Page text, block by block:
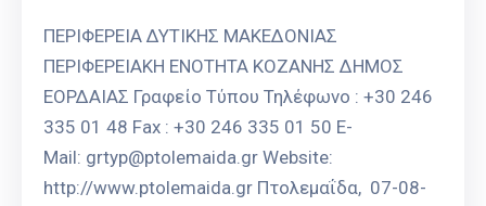
ΠΕΡΙΦΕΡΕΙΑ ΔΥΤΙΚΗΣ ΜΑΚΕΔΟΝΙΑΣ
ΠΕΡΙΦΕΡΕΙΑΚΗ ΕΝΟΤΗΤΑ ΚΟΖΑΝΗΣ ΔΗΜΟΣ
ΕΟΡΔΑΙΑΣ Γραφείο Τύπου Τηλέφωνο : +30 246
335 01 48 Fax : +30 246 335 01 50 E-
Mail: grtyp@ptolemaida.gr Website:
http://www.ptolemaida.gr Πτολεμαΐδα, 07-08-